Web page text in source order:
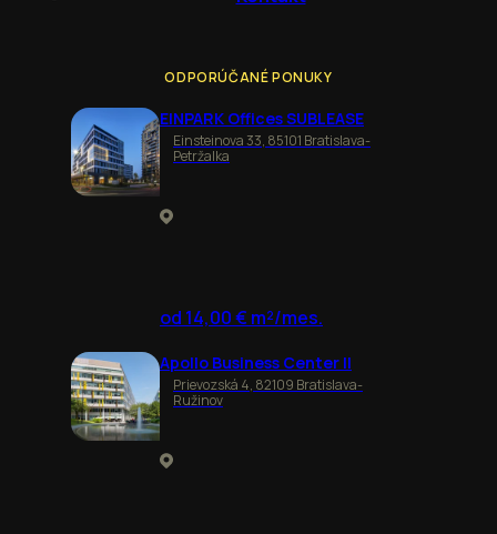
ODPORÚČANÉ PONUKY
EINPARK Offices SUBLEASE
Einsteinova 33, 85101 Bratislava-
Petržalka
od 14,00 € m²/mes.
Apollo Business Center II
Prievozská 4, 82109 Bratislava-
Ružinov